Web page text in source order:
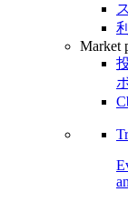
Market